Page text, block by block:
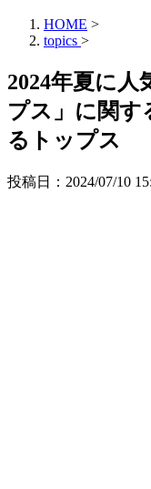
HOME >
topics >
2024年夏に
プス」に関す
るトップス
投稿日：2024/07/10